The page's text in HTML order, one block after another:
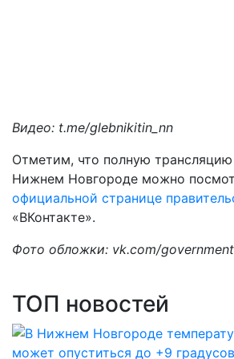
Видео: t.me/glebnikitin_nn
Отметим, что полную трансляцию
Нижнем Новгороде можно
официальной странице
«ВКонтакте».
Фото обложки: vk.com/
ТОП новостей